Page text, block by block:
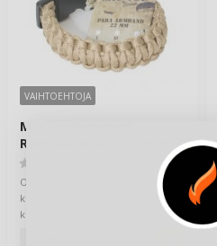
VAIHTOEHTOJA
Mil-Tec Paracord
Ranneke Hiekka 22mm
On keskiyö. Teltta heiluu tuulessa
kuin heinäseiväs. Koirasi on
keplotellut itsensä remmistä